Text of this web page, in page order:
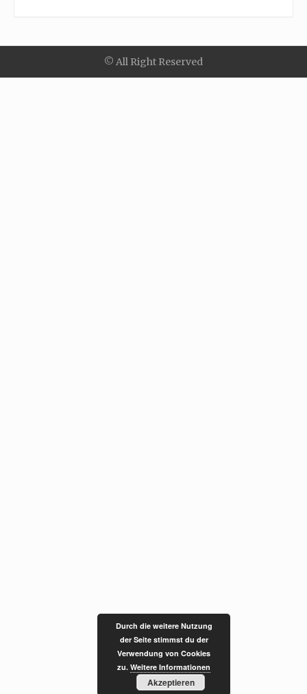
© All Right Reserved
Durch die weitere Nutzung
der Seite stimmst du der
Verwendung von Cookies
zu. Weitere Informationen
Akzeptieren